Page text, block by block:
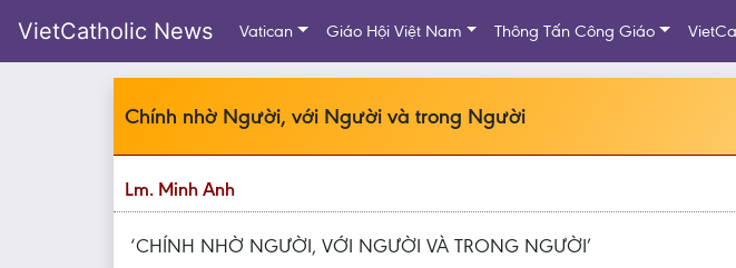
VietCatholic News Vatican Giáo Hội Việt Nam Thông Tấn Công Giáo
Chính nhờ Người, với Người và trong Người
Lm. Minh Anh
‘CHÍNH NHỜ NGƯỜI, VỚI NGƯỜI VÀ TRONG NGƯỜI’